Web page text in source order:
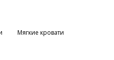
Мягкие кровати